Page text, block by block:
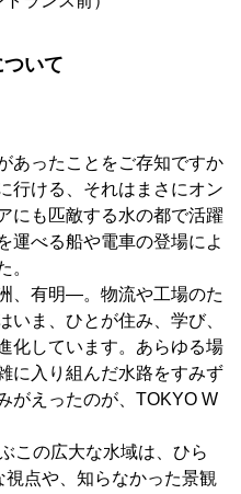
いて
あったことをご存知ですか
行ける、それはまさにオン
にも匹敵する水の都で活躍
運べる船や電車の登場によ
。
、有明―。物流や工場のた
いま、ひとが住み、学び、
化しています。あらゆる場
に入り組んだ水路をすみず
がえったのが、TOKYO W
この広大な水域は、ひら
点や、知らなかった景観